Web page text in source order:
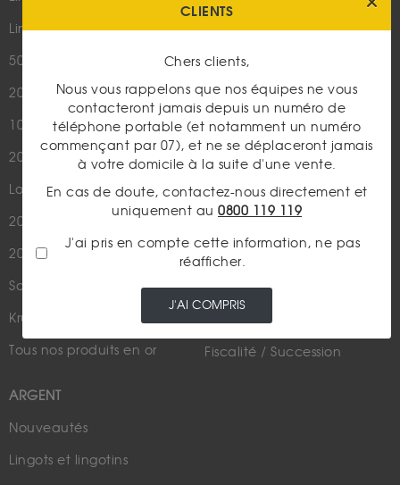
Lingotin 1g Or
50 Pesos Or
20 Francs Napoléon
10 Francs Napoléon
20 Francs Marianne Coq
Louis d'Or - 20 Francs Or
20 Dollars US
20 Francs Suisse
Souverain
Krugerrand
Tous nos produits en or
ARGENT
Nouveautés
Lingots et lingotins
Plan du site
LES ACTUALITÉS
Or
Argent
Cours de l'or
Rachat de bijoux
Actualités financières
Métaux Précieux
Fiscalité / Succession
CLIENTS
Chers clients,
Nous vous rappelons que nos équipes ne vous
contacteront jamais depuis un numéro de
téléphone portable (et notamment un numéro
commençant par 07), et ne se déplaceront jamais
à votre domicile à la suite d'une vente.
En cas de doute, contactez-nous directement et
uniquement au 0800 119 119
J'ai pris en compte cette information, ne pas
réafficher.
J'AI COMPRIS